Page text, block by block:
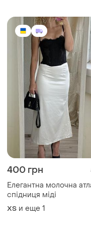
400 грн
Елегантна молочна
спідниця міді
ХS и еще 1